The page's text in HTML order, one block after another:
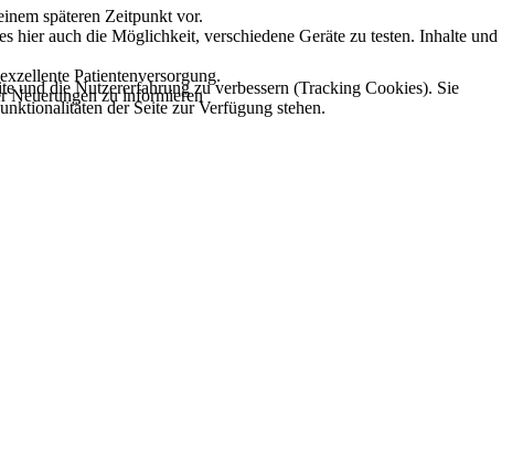
späteren Zeitpunkt vor.
auch die Möglichkeit, verschiedene Geräte zu testen. Inhalte und
Patientenversorgung.
Neuerungen zu informieren
und die Nutzererfahrung zu verbessern (Tracking Cookies). Sie
der Seite zur Verfügung stehen.